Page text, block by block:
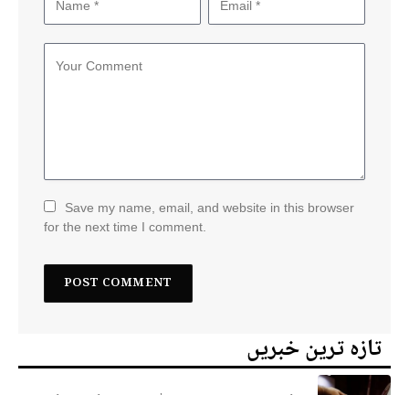
Save my name, email, and website in this browser
for the next time I comment.
تازہ ترین خبریں